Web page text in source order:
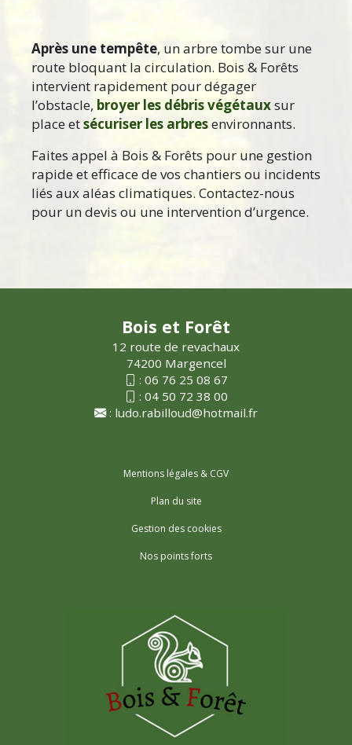
Après une tempête, un arbre tombe sur une
route bloquant la circulation. Bois & Forêts
intervient rapidement pour dégager
l’obstacle, broyer les débris végétauxsur
place etsécuriser les arbresenvironnants.
Faites appel à Bois & Forêts pour une gestion
rapide et efficace de vos chantiers ou incidents
liés aux aléas climatiques. Contactez-nous
pour un devis ou une intervention d’urgence.
Bois et Forêt
12 route de revachaux
74200 Margencel
: 06 76 25 08 67
: 04 50 72 38 00
: ludo.rabilloud@hotmail.fr
Mentions légales & CGV
Plan du site
Gestion des cookies
Nos points forts